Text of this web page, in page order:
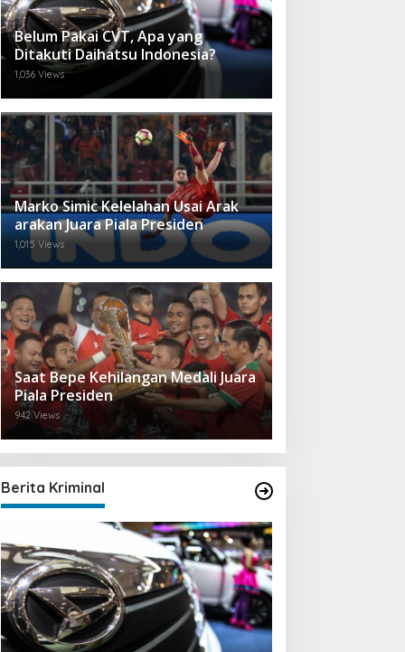
Belum Pakai CVT, Apa yang
Ditakuti Daihatsu Indonesia?
1,036 Views
Marko Simic Kelelahan Usai Arak
arakan Juara Piala Presiden
1,015 Views
Saat Bepe Kehilangan Medali Juara
Piala Presiden
942 Views
Berita Kriminal